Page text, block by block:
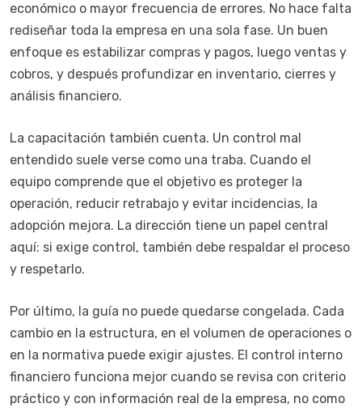
económico o mayor frecuencia de errores. No hace falta
rediseñar toda la empresa en una sola fase. Un buen
enfoque es estabilizar compras y pagos, luego ventas y
cobros, y después profundizar en inventario, cierres y
análisis financiero.
La capacitación también cuenta. Un control mal
entendido suele verse como una traba. Cuando el
equipo comprende que el objetivo es proteger la
operación, reducir retrabajo y evitar incidencias, la
adopción mejora. La dirección tiene un papel central
aquí: si exige control, también debe respaldar el proceso
y respetarlo.
Por último, la guía no puede quedarse congelada. Cada
cambio en la estructura, en el volumen de operaciones o
en la normativa puede exigir ajustes. El control interno
financiero funciona mejor cuando se revisa con criterio
práctico y con información real de la empresa, no como